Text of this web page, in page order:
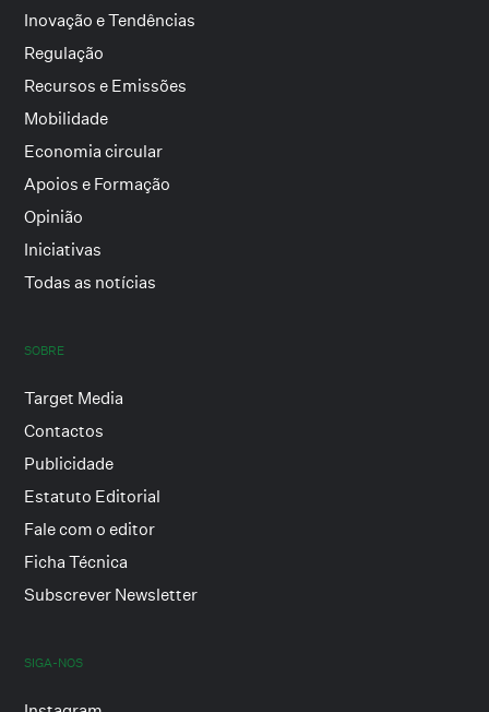
Inovação e Tendências
Regulação
Recursos e Emissões
Mobilidade
Economia circular
Apoios e Formação
Opinião
Iniciativas
Todas as notícias
SOBRE
Target Media
Contactos
Publicidade
Estatuto Editorial
Fale com o editor
Ficha Técnica
Subscrever Newsletter
SIGA-NOS